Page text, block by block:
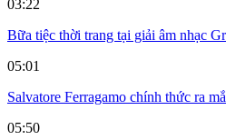
03:22
Bữa tiệc thời trang tại giải âm nhạc
05:01
Salvatore Ferragamo chính thức ra
05:50